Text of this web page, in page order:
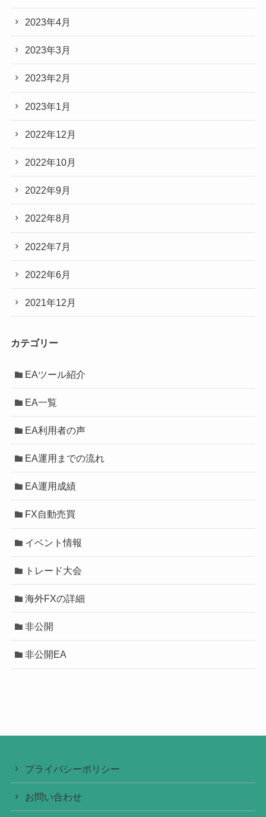
2023年4月
2023年3月
2023年2月
2023年1月
2022年12月
2022年10月
2022年9月
2022年8月
2022年7月
2022年6月
2021年12月
カテゴリー
EAツール紹介
EA一覧
EA利用者の声
EA運用までの流れ
EA運用成績
FX自動売買
イベント情報
トレード大会
海外FXの詳細
非公開
非公開EA
プライバシーポリシー
お問い合わせ